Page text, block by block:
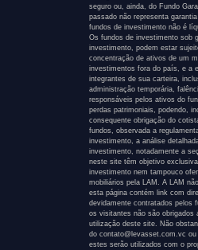
seguro ou, ainda, do Fundo
passado não representa
fundos de investimento não é
Os fundos de investimento sob
investimento, podem estar
concentração de ativos de um
investimentos fora do país, e a
integrantes de sua carteira,
administração temporária,
responsáveis pelos ativos do
perdas patrimoniais, podendo,
consequente obrigação do
fundos, observada a
investimento, a análise
investimento, notadamente a
neste site têm objetivo
investimento nem tampouco
mobiliários pela LAM. A LAM
esta página contém link com
devidamente contratados pelos
os visitantes não são obrigados
utilização deste site. Não
do contato@levasset.com.vc
estes serão utilizados com o